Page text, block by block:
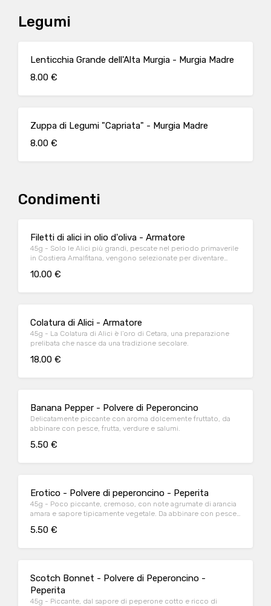
Legumi
Lenticchia Grande dell'Alta Murgia - Murgia Madre
8.00 €
Zuppa di Legumi "Capriata" - Murgia Madre
8.00 €
Condimenti
Filetti di alici in olio d'oliva - Armatore
45g - Solo le Alici più grandi, pescate nel periodo primaverile
in Costiera Amalfitana, vengono selezionate per diventare
10.00 €
Colatura di Alici - Armatore
45g - La Colatura di Alici è l’oro di Cetara, una preparazione
prelibata che nasce da una tradizione secolare.
18.00 €
Banana Pepper - Polvere di Peperoncino
Delicatamente piccante con aroma dolcemente fruttato, da
abbinare con pesce, frutta, verdure e salumi.
5.50 €
Erotico - Polvere di peperoncino - Peperita
45g - Poco piccante, cremoso, con note agrumate di arancia
amara e sapore tipicamente vegetale. Da abbinare con pesce,
5.50 €
Scotch Bonnet - Polvere di Peperoncino -
Peperita
45g - Piccante, dal sapore di peperone cotto e ricco di